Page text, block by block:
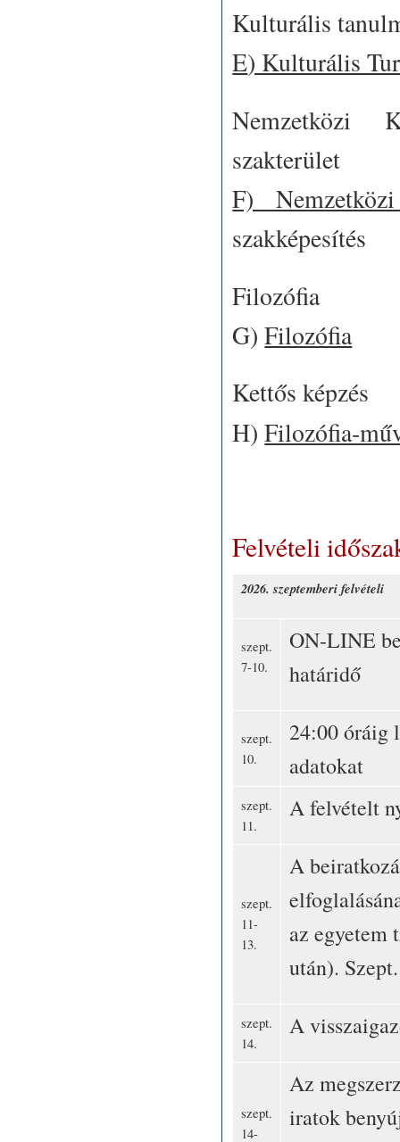
Kulturális
E) Kulturális
Nemzetközi
szakterület
F)
szakképesítés
Filozófia
G)Filozófia
Kettős képzés
H)Filozófia-
Felvételi
2026. szeptemberi felvételi
szept.
7-10.
ON-LINE
határidő
szept.
10.
24:00 óráig
adatokat
szept.
11.
A felvételt
szept.
11-
13.
A
az egyetem
után).
szept.
14.
A
szept.
14-
Az
iratok